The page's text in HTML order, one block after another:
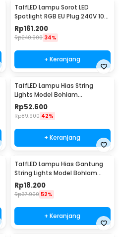
TaffLED Lampu Sorot LED
Spotlight RGB EU Plug 240V 10W
- L18RG
Rp161.200
Rp240.900 34%
+ Keranjang
TaffLED Lampu Hias String
Lights Model Bohlam
Waterproof 20 LED 5M - PD039
Rp52.600
Rp89.900 42%
+ Keranjang
TaffLED Lampu Hias Gantung
String Lights Model Bohlam
Mini Waterproof 6M - ZYD0931
Rp18.200
Rp37.900 52%
+ Keranjang